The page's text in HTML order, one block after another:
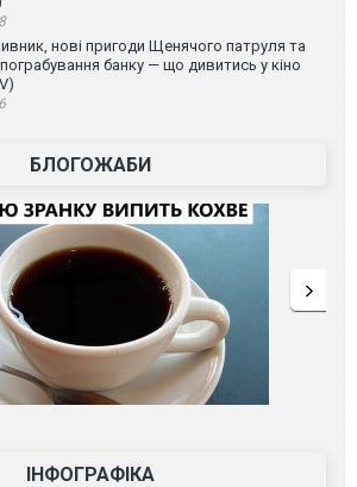
нові пригоди Щенячого патруля та
банку — що дивитись у кіно
БЛОГОЖАБИ
ІНФОГРАФІКА